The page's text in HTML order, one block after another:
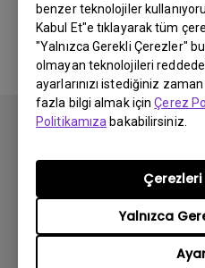
benzer teknolojiler
Kabul Et"e tıklayarak tüm
"Yalnızca Gerekli Çerezler"
olmayan teknolojileri
ayarlarınızı istediğiniz
fazla bilgi almak içinÇerez
Politikamıza bakabilirsiniz.
Yalnızca
Çerezleri
İlgili
Abone olun